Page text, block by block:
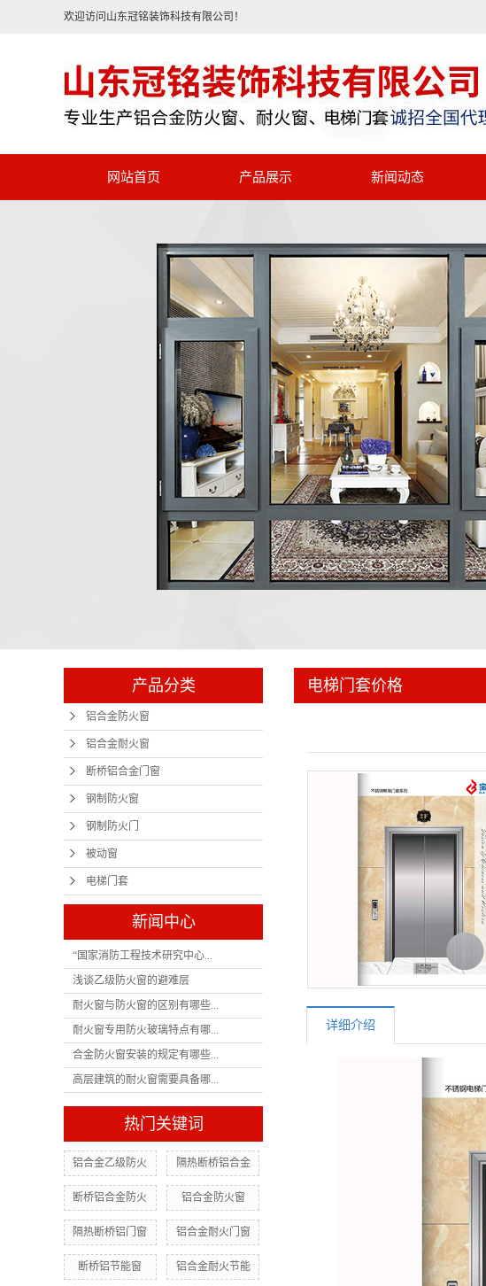
欢迎访问山东冠铭装饰科技有限公司！
网站首页
产品展示
铝合金防火窗
断桥铝合金门窗
钢制防火窗
钢制防火门
被动窗
电梯门套
新闻动态
公司新闻
一
产品分类
铝合金防火窗
铝合金耐火窗
断桥铝合金门窗
钢制防火窗
钢制防火门
被动窗
电梯门套
新闻中心
“国家消防工程技术研究中心...
浅谈乙级防火窗的避难层
耐火窗与防火窗的区别有哪些...
耐火窗专用防火玻璃特点有哪...
合金防火窗安装的规定有哪些...
高层建筑的耐火窗需要具备哪...
热门关键词
铝合金乙级防火 隔热断桥铝合金
断桥铝合金防火 铝合金防火窗
隔热断桥铝门窗 铝合金耐火门窗
断桥铝节能窗 铝合金耐火节能
电梯门套价格
详细介绍